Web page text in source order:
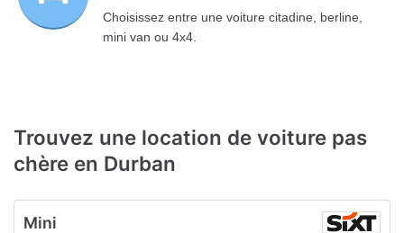
Choisissez entre une voiture citadine, berline,
mini van ou 4x4.
Trouvez une location de voiture pas
chère en Durban
Mini